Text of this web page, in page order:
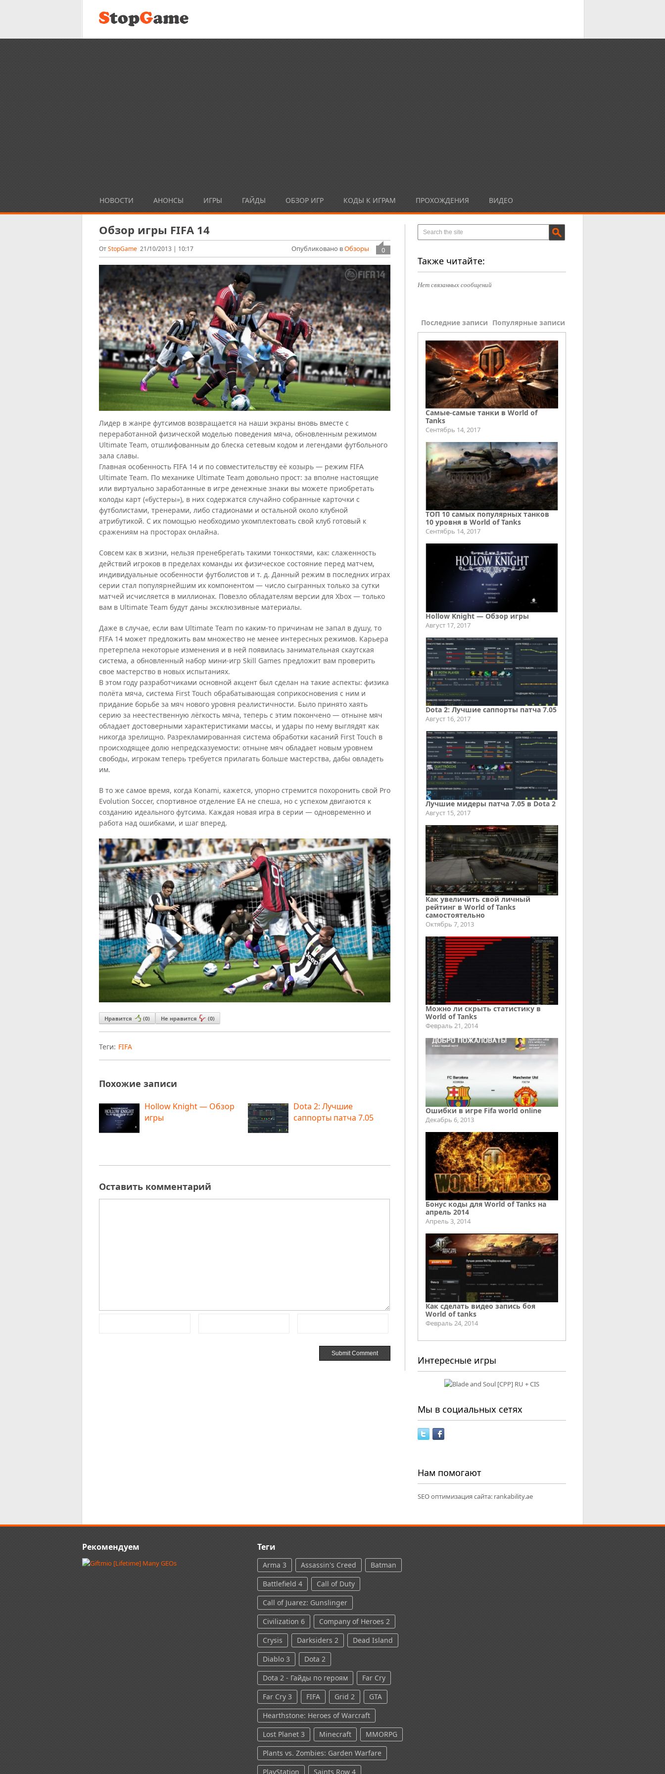
НОВОСТИ АНОНСЫ ИГРЫ ГАЙДЫ ОБЗОР ИГР КОДЫ К ИГРАМ ПРОХОЖДЕНИЯ ВИДЕО
Обзор игры FIFA 14
ОтStopGame 21/10/2013 | 10:17 0
Опубликовано вОбзоры
Лидер в жанре футсимов возвращается на наши экраны вновь вместе с
переработанной физической моделью поведения мяча, обновленным режимом
Ultimate Team, отшлифованным до блеска сетевым кодом и легендами футбольного
зала славы.
Главная особенность FIFA 14 и по совместительству её козырь — режим FIFA
Ultimate Team. По механике Ultimate Team довольно прост: за вполне настоящие
или виртуально заработанные в игре денежные знаки вы можете приобретать
колоды карт («бустеры»), в них содержатся случайно собранные карточки с
футболистами, тренерами, либо стадионами и остальной около клубной
атрибутикой. С их помощью необходимо укомплектовать свой клуб готовый к
сражениям на просторах онлайна.
Совсем как в жизни, нельзя пренебрегать такими тонкостями, как: слаженность
действий игроков в пределах команды их физическое состояние перед матчем,
индивидуальные особенности футболистов и т. д. Данный режим в последних играх
серии стал популярнейшим их компонентом — число сыгранных только за сутки
матчей исчисляется в миллионах. Повезло обладателям версии для Xbox — только
вам в Ultimate Team будут даны эксклюзивные материалы.
Даже в случае, если вам Ultimate Team по каким-то причинам не запал в душу, то
FIFA 14 может предложить вам множество не менее интересных режимов. Карьера
претерпела некоторые изменения и в ней появилась занимательная скаутская
система, а обновленный набор мини-игр Skill Games предложит вам проверить
свое мастерство в новых испытаниях.
В этом году разработчиками основной акцент был сделан на такие аспекты: физика
полёта мяча, система First Touch обрабатывающая соприкосновения с ним и
придание борьбе за мяч нового уровня реалистичности. Было принято хаять
серию за неестественную лёгкость мяча, теперь с этим покончено — отныне мяч
обладает достоверными характеристиками массы, и удары по нему выглядят как
никогда зрелищно. Разрекламированная система обработки касаний First Touch в
происходящее долю непредсказуемости: отныне мяч обладает новым уровнем
свободы, игрокам теперь требуется прилагать больше мастерства, дабы овладеть
им.
В то же самое время, когда Konami, кажется, упорно стремится похоронить свой Pro
Evolution Soccer, спортивное отделение EA не спеша, но с успехом двигаются к
созданию идеального футсима. Каждая новая игра в серии — одновременно и
работа над ошибками, и шаг вперед.
Нравится (0) Не нравится (0)
Теги: FIFA
Похожие записи
Hollow Knight — Обзор
игры
Dota 2: Лучшие
саппорты патча 7.05
Оставить комментарий
Также читайте:
Нет связанных сообщений
Последние записи Популярные записи
Самые-самые танки в World of
Tanks
Сентябрь 14, 2017
ТОП 10 самых популярных танков
10 уровня в World of Tanks
Сентябрь 14, 2017
Hollow Knight — Обзор игры
Август 17, 2017
Dota 2: Лучшие саппорты патча 7.05
Август 16, 2017
Лучшие мидеры патча 7.05 в Dota 2
Август 15, 2017
Как увеличить свой личный
рейтинг в World of Tanks
самостоятельно
Октябрь 7, 2013
Можно ли скрыть статистику в
World of Tanks
Февраль 21, 2014
Ошибки в игре Fifa world online
Декабрь 6, 2013
Бонус коды для World of Tanks на
апрель 2014
Апрель 3, 2014
Как сделать видео запись боя
World of tanks
Февраль 24, 2014
Интересные игры
Мы в социальных сетях
Нам помогают
SEO оптимизация сайта: rankability.ae
Рекомендуем Теги
Arma 3 Assassin's Creed
Batman
Battlefield 4
Call of Duty
Call of Juarez: Gunslinger
Civilization 6
Company of Heroes 2
Crysis
Darksiders 2
Dead Island
Diablo 3
Dota 2
Dota 2 - Гайды по героям
Far Cry
Far Cry 3
FIFA Grid 2
GTA
Hearthstone: Heroes of Warcraft
Lost Planet 3
Minecraft
MMORPG
Plants vs. Zombies: Garden Warfare
PlayStation
Saints Row 4